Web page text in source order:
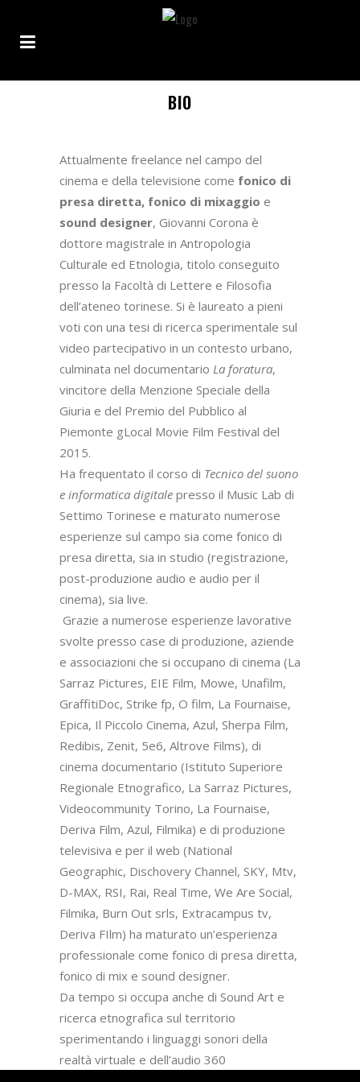
BIO
Attualmente freelance nel campo del
cinema e della televisione come fonico di
presa diretta, fonico di mixaggio e
sound designer, Giovanni Corona è
dottore magistrale in Antropologia
Culturale ed Etnologia, titolo conseguito
presso la Facoltà di Lettere e Filosofia
dell’ateneo torinese. Si è laureato a pieni
voti con una tesi di ricerca sperimentale sul
video partecipativo in un contesto urbano,
culminata nel documentario La foratura,
vincitore della Menzione Speciale della
Giuria e del Premio del Pubblico al
Piemonte gLocal Movie Film Festival del
2015.
Ha frequentato il corso di Tecnico del suono
e informatica digitale presso il Music Lab di
Settimo Torinese e maturato numerose
esperienze sul campo sia come fonico di
presa diretta, sia in studio (registrazione,
post-produzione audio e audio per il
cinema), sia live.
Grazie a numerose esperienze lavorative
svolte presso case di produzione, aziende
e associazioni che si occupano di cinema (La
Sarraz Pictures, EIE Film, Mowe, Unafilm,
GraffitiDoc, Strike fp, O film, La Fournaise,
Epica, Il Piccolo Cinema, Azul, Sherpa Film,
Redibis, Zenit, 5e6, Altrove Films), di
cinema documentario (Istituto Superiore
Regionale Etnografico, La Sarraz Pictures,
Videocommunity Torino, La Fournaise,
Deriva Film, Azul, Filmika) e di produzione
televisiva e per il web (National
Geographic, Dischovery Channel, SKY, Mtv,
D-MAX, RSI, Rai, Real Time, We Are Social,
Filmika, Burn Out srls, Extracampus tv,
Deriva FIlm) ha maturato un’esperienza
professionale come fonico di presa diretta,
fonico di mix e sound designer.
Da tempo si occupa anche di Sound Art e
ricerca etnografica sul territorio
sperimentando i linguaggi sonori della
realtà virtuale e dell’audio 360